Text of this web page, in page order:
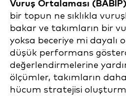
Vuruş Ortalaması (BABIP)
bir topun ne sıklıkla
bakar ve takımların bir
yoksa beceriye mi dayalı
düşük performans
değerlendirmelerine
ölçümler, takımların
hücum stratejisi